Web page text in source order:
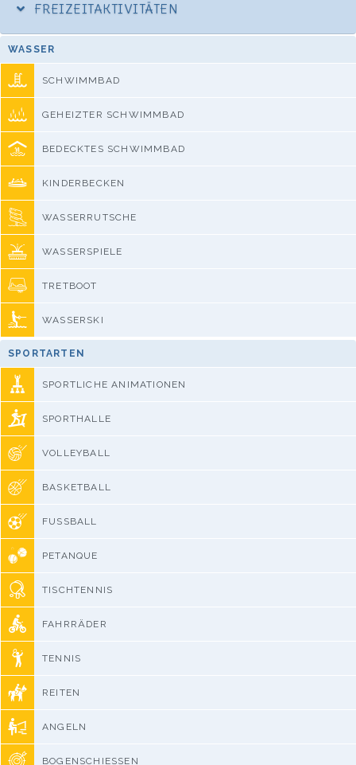
FREIZEITAKTIVITÄTEN
WASSER
SCHWIMMBAD
GEHEIZTER SCHWIMMBAD
BEDECKTES SCHWIMMBAD
KINDERBECKEN
WASSERRUTSCHE
WASSERSPIELE
TRETBOOT
WASSERSKI
SPORTARTEN
SPORTLICHE ANIMATIONEN
SPORTHALLE
VOLLEYBALL
BASKETBALL
FUSSBALL
PETANQUE
TISCHTENNIS
FAHRRÄDER
TENNIS
REITEN
ANGELN
BOGENSCHIESSEN